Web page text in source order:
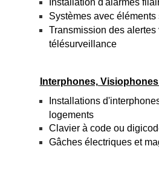
Systèmes avec
Transmission des
télésurveillance
Interphones,
Installations
logements
Clavier à code ou
Gâches électriques et